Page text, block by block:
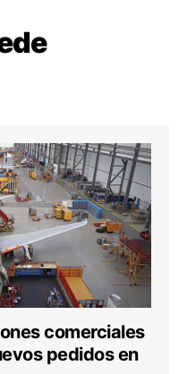
comerciales
pedidos en